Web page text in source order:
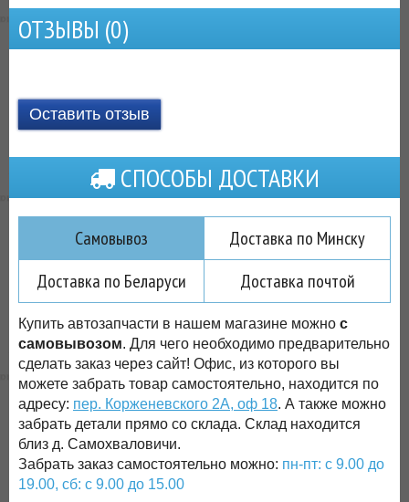
ОТЗЫВЫ (0)
Оставить отзыв
СПОСОБЫ ДОСТАВКИ
Самовывоз
Доставка по Минску
Доставка по Беларуси
Доставка почтой
Купить автозапчасти в нашем магазине можно с
самовывозом. Для чего необходимо предварительно
сделать заказ через сайт! Офис, из которого вы
можете забрать товар самостоятельно, находится по
адресу: пер. Корженевского 2А, оф 18. А также можно
забрать детали прямо со склада. Склад находится
близ д. Самохваловичи.
Забрать заказ самостоятельно можно: пн-пт: с 9.00 до
19.00, сб: с 9.00 до 15.00